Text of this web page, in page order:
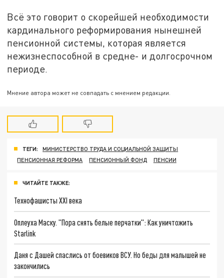
Всё это говорит о скорейшей необходимости
кардинального реформирования нынешней
пенсионной системы, которая является
нежизнеспособной в средне- и долгосрочном
периоде.
Мнение автора может не совпадать с мнением редакции.
ТЕГИ:
МИНИСТЕРСТВО ТРУДА И СОЦИАЛЬНОЙ ЗАЩИТЫ
ПЕНСИОННАЯ РЕФОРМА
ПЕНСИОННЫЙ ФОНД ПЕНСИИ
ЧИТАЙТЕ ТАКЖЕ:
Технофашисты XXI века
Оплеуха Маску. "Пора снять белые перчатки": Как уничтожить
Starlink
Даня с Дашей спаслись от боевиков ВСУ. Но беды для малышей не
закончились